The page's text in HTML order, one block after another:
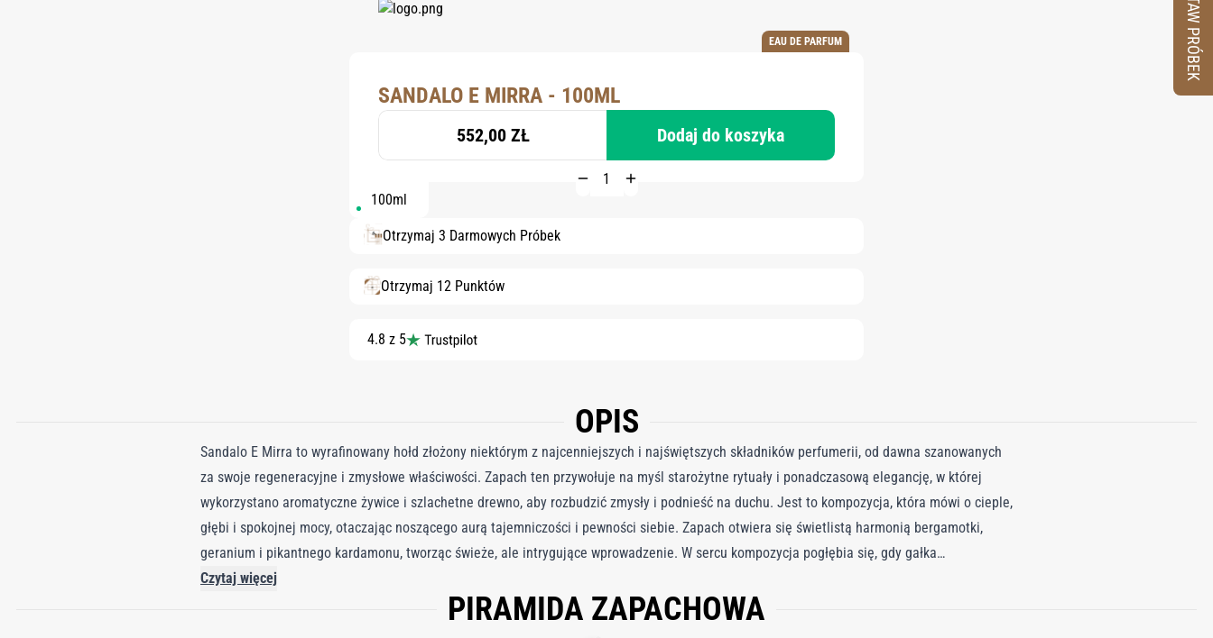
EAU DE PARFUM
SANDALO E MIRRA - 100ML
552,00 ZŁ Dodaj do koszyka
100ml
Otrzymaj 3 Darmowych Próbek
Otrzymaj 12 Punktów
4.8 z 5
OPIS
Sandalo E Mirra to wyrafinowany hołd złożony niektórym z najcenniejszych i najświętszych składników perfumerii, od dawna szanowanych
za swoje regeneracyjne i zmysłowe właściwości. Zapach ten przywołuje na myśl starożytne rytuały i ponadczasową elegancję, w której
wykorzystano aromatyczne żywice i szlachetne drewno, aby rozbudzić zmysły i podnieść na duchu. Jest to kompozycja, która mówi o cieple,
głębi i spokojnej mocy, otaczając noszącego aurą tajemniczości i pewności siebie. Zapach otwiera się świetlistą harmonią bergamotki,
geranium i pikantnego kardamonu, tworząc świeże, ale intrygujące wprowadzenie. W sercu kompozycja pogłębia się, gdy gałka
muszkatołowa i cynamon przeplatają się z uspokajającą lawendą, dodając ciepła i aromatycznego bogactwa. Baza rozwija się w głęboką i
trwałą ścieżkę cennego drzewa sandałowego, drewna tekowego i ziemistego mchu dębowego, pozostawiając zmysłową i uziemiającą
Czytaj więcej
PIRAMIDA ZAPACHOWA
ZESTAW PRÓBEK